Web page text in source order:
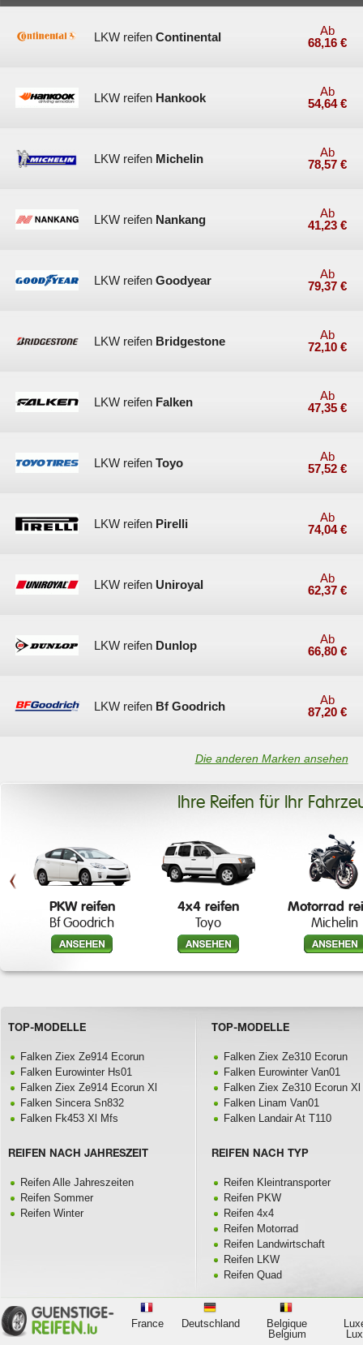
LKW reifen Continental
Ab
68,16 €
LKW reifen Hankook
Ab
54,64 €
LKW reifen Michelin
Ab
78,57 €
LKW reifen Nankang
Ab
41,23 €
LKW reifen Goodyear
Ab
79,37 €
LKW reifen Bridgestone
Ab
72,10 €
LKW reifen Falken
Ab
47,35 €
LKW reifen Toyo
Ab
57,52 €
LKW reifen Pirelli
Ab
74,04 €
LKW reifen Uniroyal
Ab
62,37 €
LKW reifen Dunlop
Ab
66,80 €
LKW reifen Bf Goodrich
Ab
87,20 €
Die anderen Marken ansehen
Ihre Reifen für Ihr
PKW reifen
Bf Goodrich
4x4 reifen
Toyo
Motorrad
Michelin
TOP-MODELLE
Falken Ziex Ze914 Ecorun
Falken Eurowinter Hs01
Falken Ziex Ze914 Ecorun Xl
Falken Sincera Sn832
Falken Fk453 Xl Mfs
TOP-MODELLE
Falken Ziex Ze310 Ecorun
Falken Eurowinter Van01
Falken Ziex Ze310 Ecorun Xl
Falken Linam Van01
Falken Landair At T110
REIFEN NACH JAHRESZEIT
Reifen Alle Jahreszeiten
Reifen Sommer
Reifen Winter
REIFEN NACH TYP
Reifen Kleintransporter
Reifen PKW
Reifen 4x4
Reifen Motorrad
Reifen Landwirtschaft
Reifen LKW
Reifen Quad
France Deutschland
Belgique
Belgium